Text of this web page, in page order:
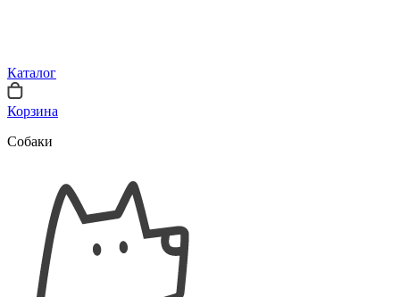
Каталог
Корзина
Собаки